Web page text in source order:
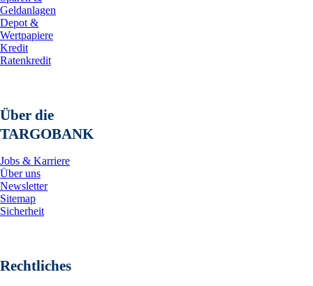
Geldanlagen
Depot &
Wertpapiere
Kredit
Ratenkredit
Über die
TARGOBANK
Jobs & Karriere
Über uns
Newsletter
Sitemap
Sicherheit
Rechtliches